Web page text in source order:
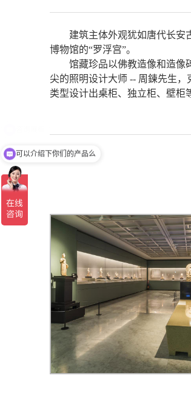
建筑主体外观犹如唐代长安
博物馆的“罗浮宫”。
馆藏珍品以佛教造像和造像
尖的照明设计大师 -- 周鍊先生
类型设计出桌柜、独立柜、壁柜
可以介绍下你们的产品么